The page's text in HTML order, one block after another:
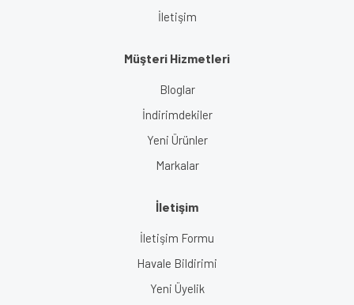
İletişim
Müşteri Hizmetleri
Bloglar
İndirimdekiler
Yeni Ürünler
Markalar
İletişim
İletişim Formu
Havale Bildirimi
Yeni Üyelik